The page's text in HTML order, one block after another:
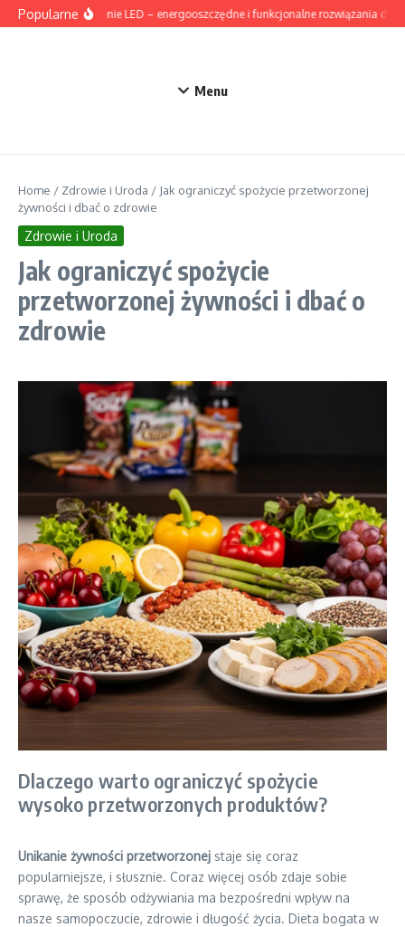
Przejdź do treści
PopularneOświetlenie LED – energooszczędne i funkcjonalne rozwiązania do
Menu
Home / Zdrowie i Uroda / Jak ograniczyć spożycie przetworzonej
żywności i dbać o zdrowie
Zdrowie i Uroda
Jak ograniczyć spożycie
przetworzonej żywności i dbać o
zdrowie
Dlaczego warto ograniczyć spożycie
wysoko przetworzonych produktów?
Unikanie żywności przetworzonej staje się coraz
popularniejsze, i słusznie. Coraz więcej osób zdaje sobie
sprawę, że sposób odżywiania ma bezpośredni wpływ na
nasze samopoczucie, zdrowie i długość życia. Dieta bogata w